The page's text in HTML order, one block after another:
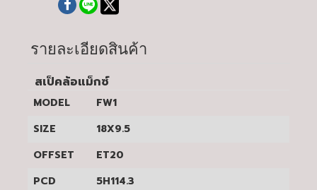
รายละเอียดสินค้า
สเป็คล้อแม็กซ์
MODEL
FW1
SIZE
18X9.5
OFFSET
ET20
PCD
5H114.3